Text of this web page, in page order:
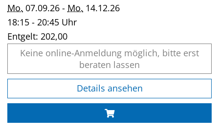
Mo. 07.09.26 - Mo. 14.12.26
18:15 - 20:45 Uhr
Entgelt: 202,00
Keine online-Anmeldung möglich, bitte erst
beraten lassen
Details ansehen